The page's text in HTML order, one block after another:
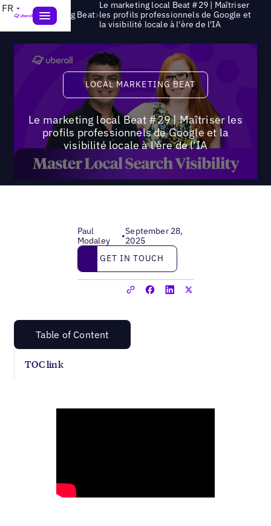
FR
Local Marketing Beat>
Le marketing local Beat #29 | Maîtriser
les profils professionnels de Google et
la visibilité locale à l'ère de l'IA
Local Marketing Beat
LOCAL MARKETING BEAT
Le marketing local Beat #29 | Maîtriser les
profils professionnels de Google et la
visibilité locale à l'ère de l'IA
Paul
Modaley
•September 28,
2025
Get in touch
GET IN TOUCH
Table of Content
TOC link